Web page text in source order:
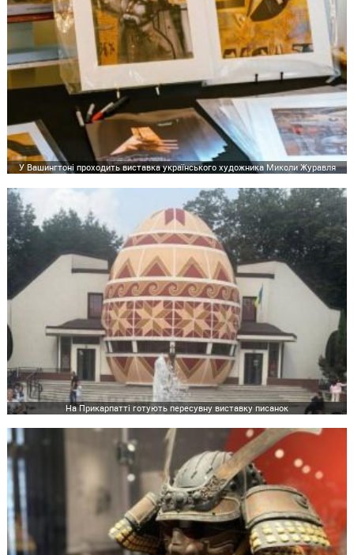
У Вашингтоні проходить виставка українського художника Миколи Журавля
На Прикарпатті готують пересувну виставку писанок